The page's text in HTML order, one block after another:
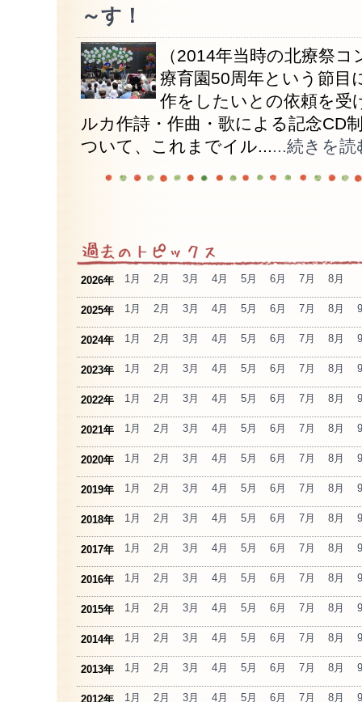
～す！
（2014年当時の北療祭
療育園50周年という節目
作をしたいとの依頼を受
ルカ作詩・作曲・歌による記念CD
ついて、これまでイル......続きを読
2026年 1月 2月 3月 4月 5月 6月 7月 8月
2025年 1月 2月 3月 4月 5月 6月 7月 8月
2024年 1月 2月 3月 4月 5月 6月 7月 8月
2023年 1月 2月 3月 4月 5月 6月 7月 8月
2022年 1月 2月 3月 4月 5月 6月 7月 8月
2021年 1月 2月 3月 4月 5月 6月 7月 8月
2020年 1月 2月 3月 4月 5月 6月 7月 8月
2019年 1月 2月 3月 4月 5月 6月 7月 8月
2018年 1月 2月 3月 4月 5月 6月 7月 8月
2017年 1月 2月 3月 4月 5月 6月 7月 8月
2016年 1月 2月 3月 4月 5月 6月 7月 8月
2015年 1月 2月 3月 4月 5月 6月 7月 8月
2014年 1月 2月 3月 4月 5月 6月 7月 8月
2013年 1月 2月 3月 4月 5月 6月 7月 8月
2012年 1月 2月 3月 4月 5月 6月 7月 8月